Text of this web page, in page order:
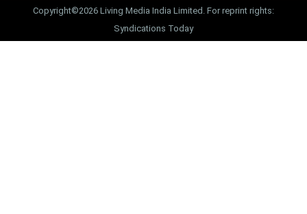
Copyright©2026 Living Media India Limited. For reprint rights:
Syndications Today